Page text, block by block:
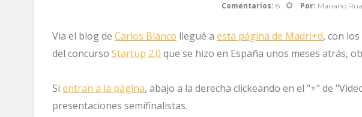
Comentarios: 8 Por: Mariano
Via el blog de Carlos Blanco llegué a esta página de Madri+d, con
del concurso Startup 2.0 que se hizo en España unos meses atrás,
Si entran a la página, abajo a la derecha clickeando en el "+" de
presentaciones semifinalistas.